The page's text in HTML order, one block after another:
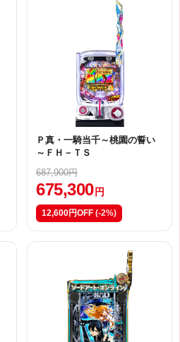
Ｐ真・一騎当千～桃園の誓い
～ＦＨ－ＴＳ
687,900円
675,300 円
12,600円OFF (-2%)